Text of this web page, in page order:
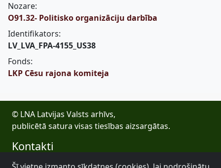
Nozare:
O91.32- Politisko organizāciju darbība
Identifikators:
LV_LVA_FPA-4155_US38
Fonds:
LKP Cēsu rajona komiteja
© LNA Latvijas Valsts arhīvs,
publicētā satura visas tiesības aizsargātas.
Kontakti
E-pasts: lva@arhivi.gov.lv